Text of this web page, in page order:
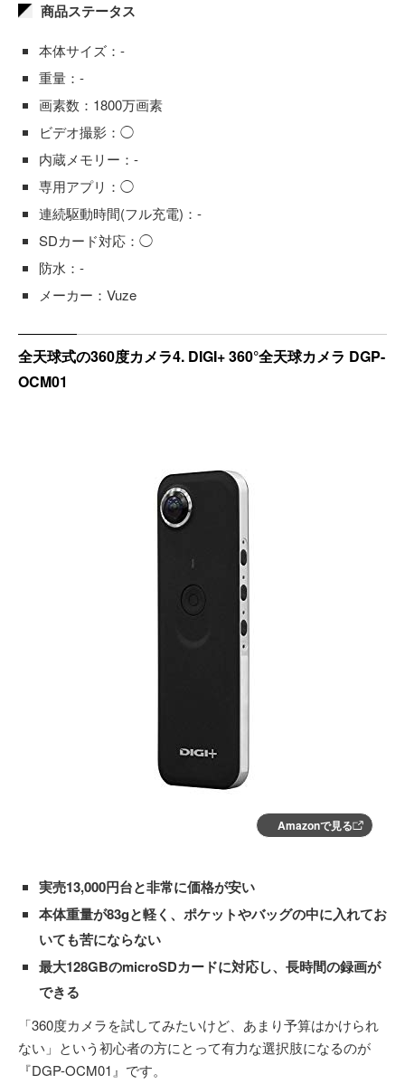
商品ステータス
本体サイズ：-
重量：-
画素数：1800万画素
ビデオ撮影：◯
内蔵メモリー：-
専用アプリ：◯
連続駆動時間(フル充電)：-
SDカード対応：◯
防水：-
メーカー：Vuze
全天球式の360度カメラ4. DIGI+ 360°全天球カメラ DGP-
OCM01
Amazonで見る
実売13,000円台と非常に価格が安い
本体重量が83gと軽く、ポケットやバッグの中に入れてお
いても苦にならない
最大128GBのmicroSDカードに対応し、長時間の録画が
できる
「360度カメラを試してみたいけど、あまり予算はかけられ
ない」という初心者の方にとって有力な選択肢になるのが
『DGP-OCM01』です。